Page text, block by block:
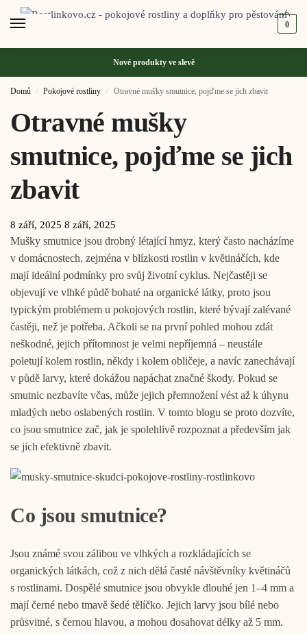
0
Nové produkty ve slevě
Domů / Pokojové rostliny / Otravné mušky smutnice, pojďme se jich zbavit
Otravné mušky
smutnice, pojďme se jich
zbavit
8 září, 2025 8 září, 2025
Mušky smutnice jsou drobný létající hmyz, který často nacházíme
v domácnostech, zejména v blízkosti rostlin v květináčích, kde
mají ideální podmínky pro svůj životní cyklus. Nejčastěji se
objevují ve vlhké půdě bohaté na organické látky, proto jsou
typickým problémem u pokojových rostlin, které bývají zalévané
častěji, než je potřeba. Ačkoli se na první pohled mohou zdát
neškodné, jejich přítomnost je velmi nepříjemná – neustále
poletují kolem rostlin, někdy i kolem obličeje, a navíc zanechávají
v půdě larvy, které dokážou napáchat značné škody. Pokud se
smutnic nezbavíte včas, může jejich přemnožení vést až k úhynu
mladých nebo oslabených rostlin. V tomto blogu se proto dozvíte,
co jsou smutnice zač, jak je spolehlivě rozpoznat a především jak
se jich efektivně zbavit.
Co jsou smutnice?
Jsou známé svou zálibou ve vlhkých a rozkládajících se
organických látkách, což z nich dělá časté návštěvníky květináčů
s rostlinami. Dospělé smutnice jsou obvykle dlouhé jen 1–4 mm a
mají černé nebo tmavě šedé tělíčko. Jejich larvy jsou bílé nebo
průsvitné, s černou hlavou, a mohou dosahovat délky až 5 mm.